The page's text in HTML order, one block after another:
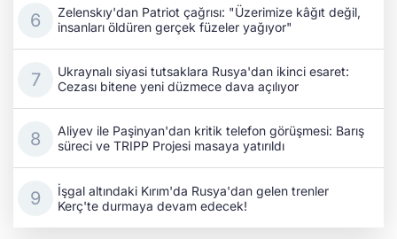
Zelenskıy'dan Patriot çağrısı: "Üzerimize kâğıt değil,
insanları öldüren gerçek füzeler yağıyor"
Ukraynalı siyasi tutsaklara Rusya'dan ikinci esaret:
Cezası bitene yeni düzmece dava açılıyor
Aliyev ile Paşinyan'dan kritik telefon görüşmesi: Barış
süreci ve TRIPP Projesi masaya yatırıldı
İşgal altındaki Kırım'da Rusya'dan gelen trenler
Kerç'te durmaya devam edecek!